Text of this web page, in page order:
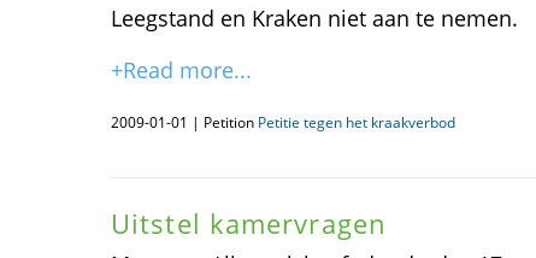
Leegstand en Kraken niet aan te nemen.
+Read more...
2009-01-01 | Petition Petitie tegen het kraakverbod
Uitstel kamervragen